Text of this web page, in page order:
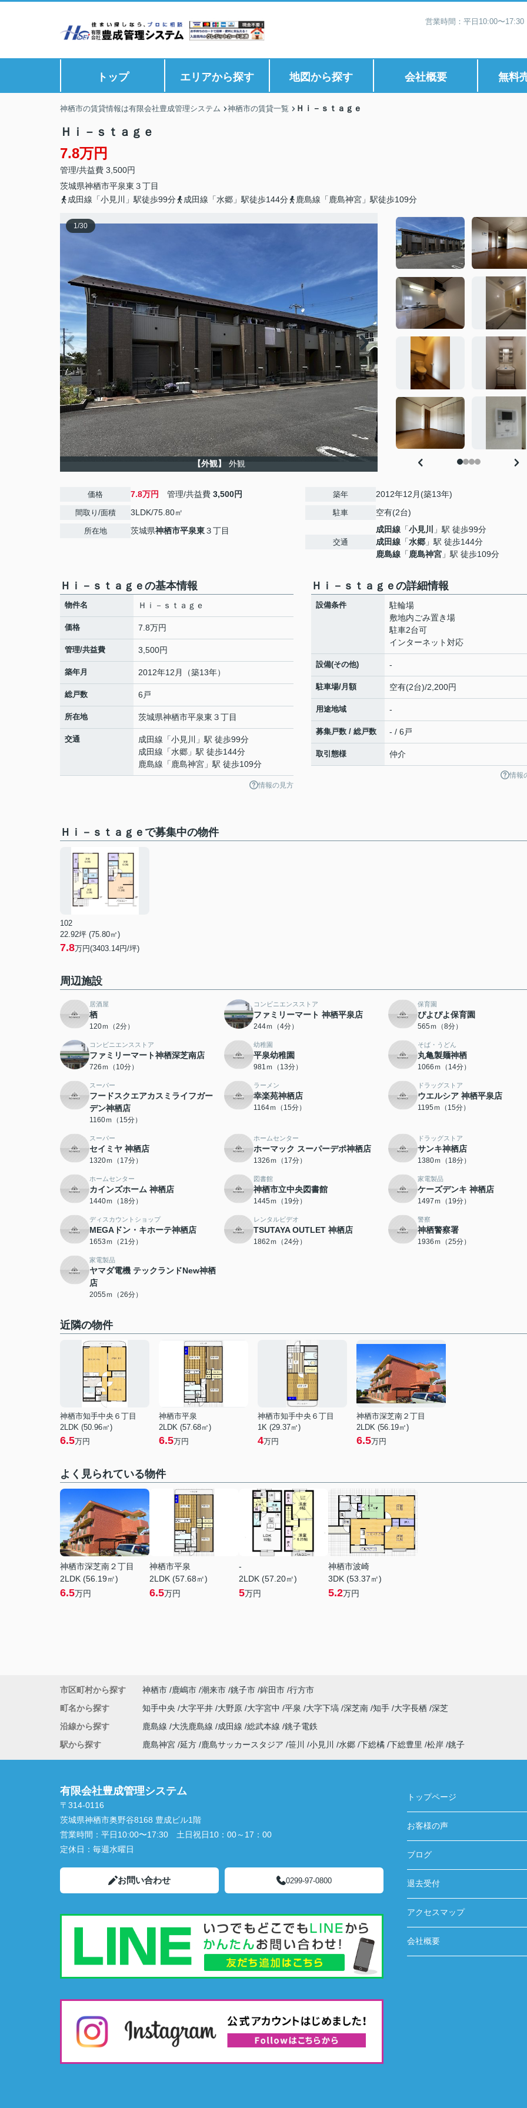
営業時間：平日10:00〜
トップ エリアから探す 地図から探す 会社概要 無料
神栖市の賃貸情報は有限会社豊成管理システム 神栖市の賃貸一覧 Ｈｉ－ｓｔａｇｅ
Ｈｉ－ｓｔａｇｅ
7.8万円
管理/共益費 3,500円
茨城県神栖市平泉東 ３丁目
成田線「小見川」駅徒歩99分
成田線「水郷」駅徒歩144分 鹿島線「鹿島神宮」駅徒歩109分
1/30
【外観】 外観
価格 7.8万円 管理/共益費 3,500円
間取り/面積 3LDK/75.80㎡
所在地 茨城県神栖市平泉東３丁目
築年 2012年12月(築13年)
駐車 空有(2台)
交通
成田線 「小見川
」駅 徒歩99分
成田線 「水郷 」駅 徒歩144分
鹿島線 「 鹿島神宮 」駅 徒歩109分
Ｈｉ－ｓｔａｇｅの基本情報
物件名 Ｈｉ－ｓｔａｇｅ
価格 7.8万円
管理/共益費 3,500円
築年月 2012年12月（築13年）
総戸数 6戸
所在地 茨城県神栖市平泉東 ３丁目
交通 成田線 「小見川
」駅 徒歩99分
成田線 「水郷 」駅 徒歩144分
鹿島線 「 鹿島神宮 」駅 徒歩109分
情報の見方
Ｈｉ－ｓｔａｇｅの詳細情報
設備条件
駐輪場
敷地内ごみ置き場
駐車2台可
インターネット対応
設備(その他) -
駐車場/月額 空有(2台)/2,200円
用途地域 -
募集戸数 / 総戸数 - / 6戸
取引態様 仲介
情報
Ｈｉ－ｓｔａｇｅで募集中の物件
102
22.92坪 (75.80㎡)
7.8万円(3403.14円/坪)
周辺施設
居酒屋
栖
120ｍ（2分）
コンビニエンスストア
ファミリーマート 神栖平泉店
244ｍ（4分）
保育園
ぴよぴよ保育園
565ｍ（8分）
コンビニエンスストア
ファミリーマート神栖深芝南店
726ｍ（10分）
幼稚園
平泉幼稚園
981ｍ（13分）
そば・うどん
丸亀製麺神栖
1066ｍ（14分）
スーパー
フードスクエアカスミライフガー
デン神栖店
1160ｍ（15分）
ラーメン
幸楽苑神栖店
1164ｍ（15分）
ドラッグストア
ウエルシア 神栖平泉店
1195ｍ（15分）
スーパー
セイミヤ 神栖店
1320ｍ（17分）
ホームセンター
ホーマック スーパーデポ神栖店
1326ｍ（17分）
ドラッグストア
サンキ神栖店
1380ｍ（18分）
ホームセンター
カインズホーム 神栖店
1440ｍ（18分）
図書館
神栖市立中央図書館
1445ｍ（19分）
家電製品
ケーズデンキ 神栖店
1497ｍ（19分）
ディスカウントショップ
MEGAドン・キホーテ神栖店
1653ｍ（21分）
レンタルビデオ
TSUTAYA OUTLET 神栖店
1862ｍ（24分）
警察
神栖警察署
1936ｍ（25分）
家電製品
ヤマダ電機 テックランドNew神栖
店
2055ｍ（26分）
近隣の物件
神栖市知手中央６丁目
2LDK (50.96㎡)
6.5万円
神栖市平泉
2LDK (57.68㎡)
6.5万円
神栖市知手中央６丁目
1K (29.37㎡)
4万円
神栖市深芝南２丁目
2LDK (56.19㎡)
6.5万円
よく見られている物件
神栖市深芝南２丁目
2LDK (56.19㎡)
6.5万円
神栖市平泉
2LDK (57.68㎡)
6.5万円
-
2LDK (57.20㎡)
5万円
神栖市波崎
3DK (53.37㎡)
5.2万円
市区町村から探す 神栖市 鹿嶋市 潮来市 銚子市 鉾田市 行方市
町名から探す
知手中央 大字平井 大野原 大字宮中 平泉 大字下塙 深芝南 知手 大字長栖 深芝
沿線から探す
鹿島線 大洗鹿島線 成田線 総武本線 銚子電鉄
駅から探す
鹿島神宮 延方 鹿島サッカースタジア 笹川 小見川 水郷 下総橘 下総豊里 松岸 銚子
有限会社豊成管理システム
〒314-0116
茨城県神栖市奥野谷8168 豊成ビル1階
営業時間： 平日10:00〜17:30 土日祝日10：00～17：00
定休日： 毎週水曜日
お問い合わせ 0299-97-0800
トップページ
お客様の声
ブログ
退去受付
アクセスマップ
会社概要